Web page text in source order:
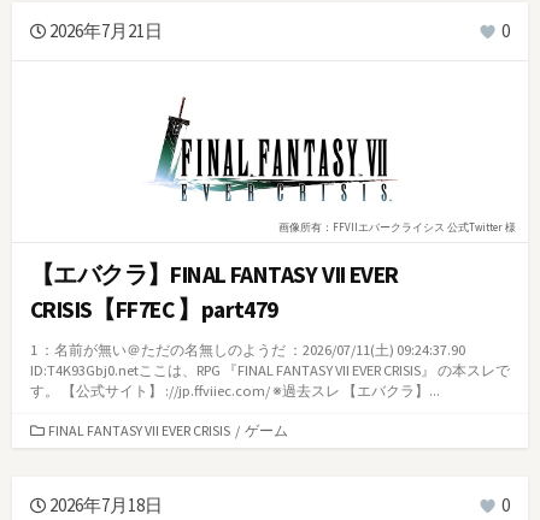
リ2026年7月21日 0
画像所有：FFVIIエバークライシス 公式Twitter 様
【エバクラ】FINAL FANTASY VII EVER
CRISIS【FF7EC 】part479
1 ：名前が無い＠ただの名無しのようだ ：2026/07/11(土) 09:24:37.90
ID:T4K93Gbj0.netここは、RPG 『FINAL FANTASY VII EVER CRISIS』 の本スレで
す。 【公式サイト】 ://jp.ffviiec.com/ ※過去スレ 【エバクラ】...
カ
テ
リ
FINAL FANTASY VII EVER CRISIS / ゲーム
2026年7月18日 0